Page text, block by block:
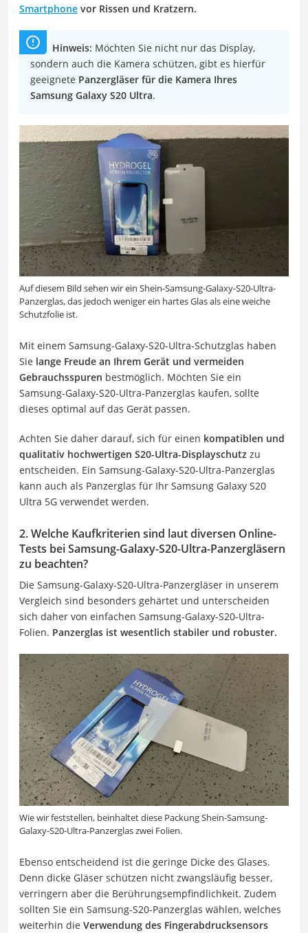
Smartphone vor Rissen und Kratzern.
Hinweis: Möchten Sie nicht nur das Display,
sondern auch die Kamera schützen, gibt es hierfür
geeignete Panzergläser für die Kamera Ihres
Samsung Galaxy S20 Ultra.
Auf diesem Bild sehen wir ein Shein-Samsung-Galaxy-S20-Ultra-
Panzerglas, das jedoch weniger ein hartes Glas als eine weiche
Schutzfolie ist.
Mit einem Samsung-Galaxy-S20-Ultra-Schutzglas haben
Sie lange Freude an Ihrem Gerät und vermeiden
Gebrauchsspuren bestmöglich. Möchten Sie ein
Samsung-Galaxy-S20-Ultra-Panzerglas kaufen, sollte
dieses optimal auf das Gerät passen.
Achten Sie daher darauf, sich für einen kompatiblen und
qualitativ hochwertigen S20-Ultra-Displayschutz zu
entscheiden. Ein Samsung-Galaxy-S20-Ultra-Panzerglas
kann auch als Panzerglas für Ihr Samsung Galaxy S20
Ultra 5G verwendet werden.
2. Welche Kaufkriterien sind laut diversen Online-
Tests bei Samsung-Galaxy-S20-Ultra-Panzergläsern
zu beachten?
Die Samsung-Galaxy-S20-Ultra-Panzergläser in unserem
Vergleich sind besonders gehärtet und unterscheiden
sich daher von einfachen Samsung-Galaxy-S20-Ultra-
Folien. Panzerglas ist wesentlich stabiler und robuster.
Wie wir feststellen, beinhaltet diese Packung Shein-Samsung-
Galaxy-S20-Ultra-Panzerglas zwei Folien.
Ebenso entscheidend ist die geringe Dicke des Glases.
Denn dicke Gläser schützen nicht zwangsläufig besser,
verringern aber die Berührungsempfindlichkeit. Zudem
sollten Sie ein Samsung-S20-Panzerglas wählen, welches
weiterhin die Verwendung des Fingerabdrucksensors